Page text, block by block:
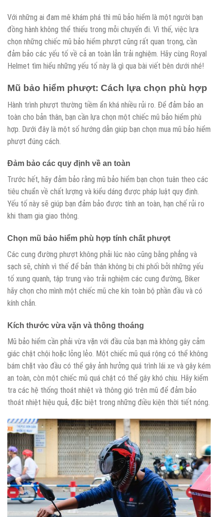
Với những ai đam mê khám phá thì mũ bảo hiểm là một người bạn
đồng hành không thể thiếu trong mỗi chuyến đi. Vì thế, việc lựa
chọn những chiếc mũ bảo hiểm phượt cũng rất quan trọng, cần
đảm bảo các yếu tố về cả an toàn lẫn trải nghiệm. Hãy cùng Royal
Helmet tìm hiểu những yếu tố này là gì qua bài viết bên dưới nhé!
Mũ bảo hiểm phượt: Cách lựa chọn phù hợp
Hành trình phượt thường tiềm ẩn khá nhiều rủi ro. Để đảm bảo an
toàn cho bản thân, bạn cần lựa chọn một chiếc mũ bảo hiểm phù
hợp. Dưới đây là một số hướng dẫn giúp bạn chọn mua mũ bảo hiểm
phượt đúng cách.
Đảm bảo các quy định về an toàn
Trước hết, hãy đảm bảo rằng mũ bảo hiểm bạn chọn tuân theo các
tiêu chuẩn về chất lượng và kiểu dáng được pháp luật quy định.
Yếu tố này sẽ giúp bạn đảm bảo được tính an toàn, hạn chế rủi ro
khi tham gia giao thông.
Chọn mũ bảo hiểm phù hợp tính chất phượt
Các cung đường phượt không phải lúc nào cũng bằng phẳng và
sạch sẽ, chính vì thế để bản thân không bị chi phối bởi những yếu
tố xung quanh, tập trung vào trải nghiệm các cung đường, Biker
hãy chọn cho mình một chiếc mũ che kín toàn bộ phần đầu và có
kính chắn.
Kích thước vừa vặn và thông thoáng
Mũ bảo hiểm cần phải vừa vặn với đầu của bạn mà không gây cảm
giác chật chội hoặc lỏng lẻo. Một chiếc mũ quá rộng có thể không
bám chặt vào đầu có thể gây ảnh hưởng quá trình lái xe và gây kém
an toàn, còn một chiếc mũ quá chật có thể gây khó chịu. Hãy kiểm
tra các hệ thống thoát nhiệt và thông gió trên mũ để đảm bảo
thoát nhiệt hiệu quả, đặc biệt trong những điều kiện thời tiết nóng.